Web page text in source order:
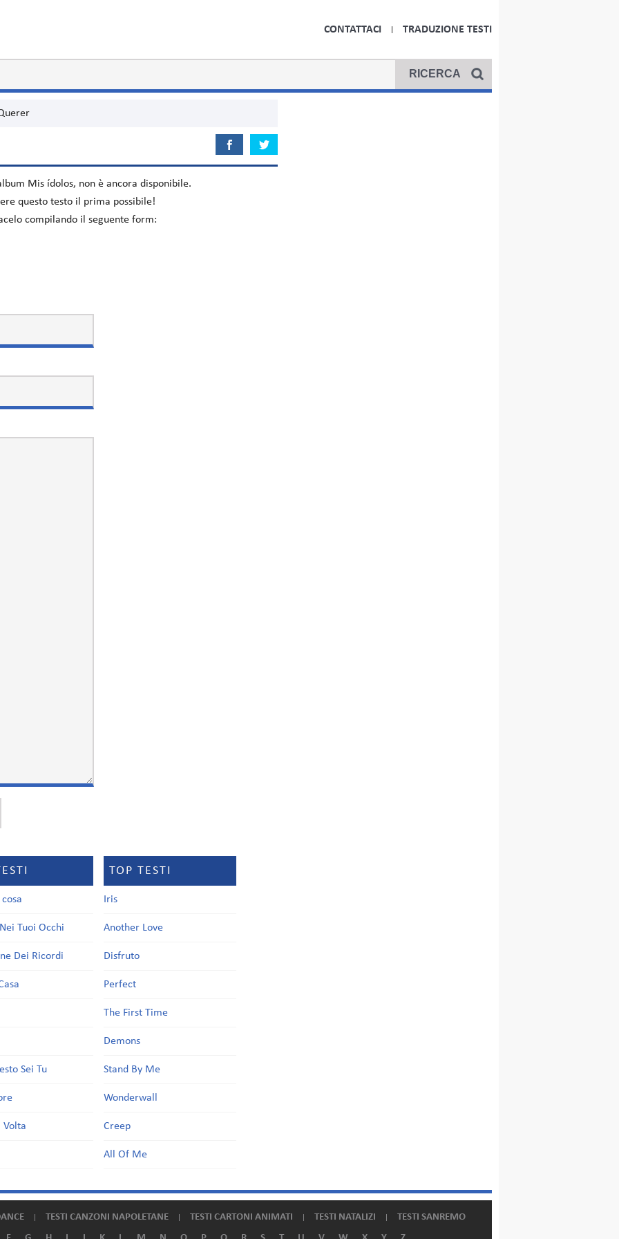
CONTATTACI TRADUZIONE TESTI
Mis ídolos, non è ancora disponibile.
questo testo il prima possibile!
compilando il seguente form:
Tuoi Occhi
Dei Ricordi
Sei Tu
Volta
TOP TESTI
Iris
Another Love
Disfruto
Perfect
The First Time
Demons
Stand By Me
Wonderwall
Creep
All Of Me
TESTI CANZONI NAPOLETANE TESTI CARTONI ANIMATI TESTI NATALIZI
TESTI SANREMO